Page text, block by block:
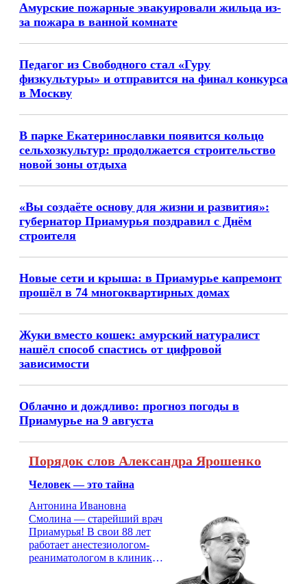
Амурские пожарные эвакуировали жильца из-
за пожара в ванной комнате
Педагог из Свободного стал «Гуру
физкультуры» и отправится на финал конкурса
в Москву
В парке Екатеринославки появится кольцо
сельхозкультур: продолжается строительство
новой зоны отдыха
«Вы создаёте основу для жизни и развития»:
губернатор Приамурья поздравил с Днём
строителя
Новые сети и крыша: в Приамурье капремонт
прошёл в 74 многоквартирных домах
Жуки вместо кошек: амурский натуралист
нашёл способ спастись от цифровой
зависимости
Облачно и дождливо: прогноз погоды в
Приамурье на 9 августа
Порядок слов Александра Ярошенко
Человек — это тайна
Антонина Ивановна
Смолина — старейший врач
Приамурья! В свои 88 лет
работает анестезиологом-
реаниматологом в клинике